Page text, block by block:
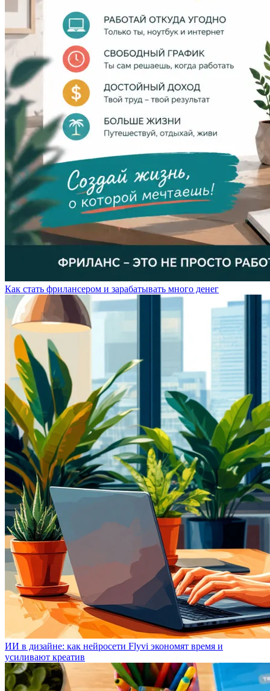
Как стать фрилансером и зарабатывать много денег
ИИ в дизайне: как нейросети Flyvi экономят время и
усиливают креатив